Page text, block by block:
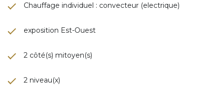
Chauffage individuel : convecteur (electrique)
exposition Est-Ouest
2 côté(s) mitoyen(s)
2 niveau(x)